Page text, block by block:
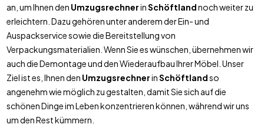
an, um Ihnen den UmzugsrechnerinSchöftlandnoch weiter zu
erleichtern. Dazu gehören unter anderem der Ein- und
Auspackservice sowie die Bereitstellung von
Verpackungsmaterialien. Wenn Sie es wünschen, übernehmen wir
auch die Demontage und den Wiederaufbau Ihrer Möbel. Unser
Ziel ist es, Ihnen den UmzugsrechnerinSchöftlandso
angenehm wie möglich zu gestalten, damit Sie sich auf die
schönen Dinge im Leben konzentrieren können, während wir uns
um den Rest kümmern.